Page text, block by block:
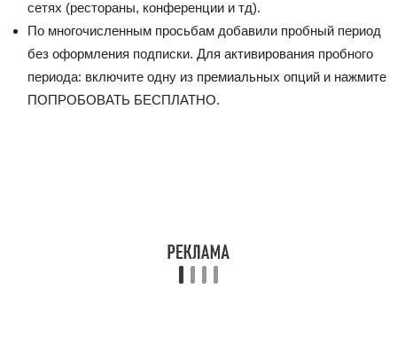
сетях (рестораны, конференции и тд).
По многочисленным просьбам добавили пробный период
без оформления подписки. Для активирования пробного
периода: включите одну из премиальных опций и нажмите
ПОПРОБОВАТЬ БЕСПЛАТНО.